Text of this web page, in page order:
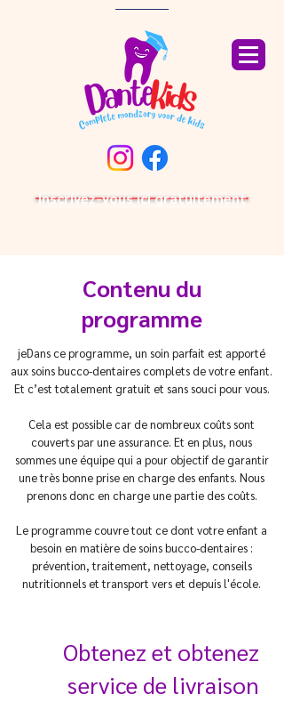
Inscrivez-vous ici gratuitement
Contenu du
programme
jeDans ce programme, un soin parfait est apporté
aux soins bucco-dentaires complets de votre enfant.
Et c’est totalement gratuit et sans souci pour vous.
Cela est possible car de nombreux coûts sont
couverts par une assurance. Et en plus, nous
sommes une équipe qui a pour objectif de garantir
une très bonne prise en charge des enfants. Nous
prenons donc en charge une partie des coûts.
Le programme couvre tout ce dont votre enfant a
besoin en matière de soins bucco-dentaires :
prévention, traitement, nettoyage, conseils
nutritionnels et transport vers et depuis l'école.
Obtenez et obtenez
service de livraison